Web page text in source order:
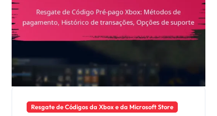
Resgate de Códigos da Xbox e da Microsoft Store